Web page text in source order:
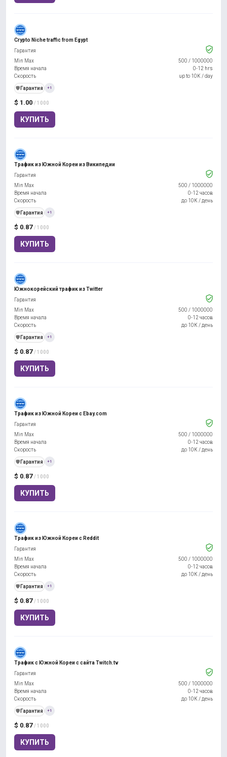
Crypto Niche traffic from Egypt
$ 1.00 / 1000
КУПИТЬ
Гарантия
Min Max
500 / 1000000
Время начала
0-12 hrs
Скорость
up to 10K / day
️🛡️ Гарантия +1
Трафик из Южной Кореи из Википедии
$ 0.87 / 1000
КУПИТЬ
Гарантия
Min Max
500 / 1000000
Время начала
0-12 часов
Скорость
до 10К / день
️🛡️ Гарантия +1
Южнокорейский трафик из Twitter
$ 0.87 / 1000
КУПИТЬ
Гарантия
Min Max
500 / 1000000
Время начала
0-12 часов
Скорость
до 10К / день
️🛡️ Гарантия +1
Трафик из Южной Кореи с Ebay.com
$ 0.87 / 1000
КУПИТЬ
Гарантия
Min Max
500 / 1000000
Время начала
0-12 часов
Скорость
до 10К / день
️🛡️ Гарантия +1
Трафик из Южной Кореи с Reddit
$ 0.87 / 1000
КУПИТЬ
Гарантия
Min Max
500 / 1000000
Время начала
0-12 часов
Скорость
до 10К / день
️🛡️ Гарантия +1
Трафик с Южной Кореи с сайта Twitch.tv
$ 0.87 / 1000
КУПИТЬ
Гарантия
Min Max
500 / 1000000
Время начала
0-12 часов
Скорость
до 10К / день
️🛡️ Гарантия +1